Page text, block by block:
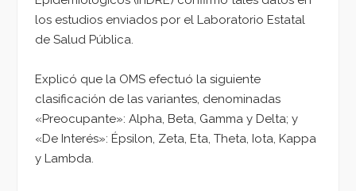
los estudios enviados por el Laboratorio Estatal
de Salud Pública.
Explicó que la OMS efectuó la siguiente
clasificación de las variantes, denominadas
«Preocupante»: Alpha, Beta, Gamma y Delta; y
«De Interés»: Épsilon, Zeta, Eta, Theta, Iota, Kappa
y Lambda.